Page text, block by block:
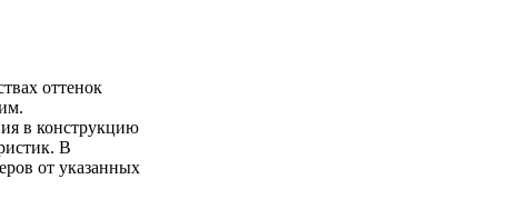
оттенок
в конструкцию
В
от указанных